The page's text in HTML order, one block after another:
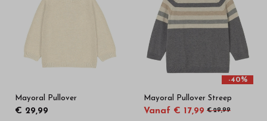
Mayoral Pullover
€ 29,99
-40%
Mayoral Pullover Streep
Vanaf € 17,99 € 29,99